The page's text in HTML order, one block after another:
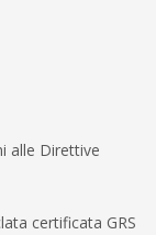
alle Direttive
certificata GRS